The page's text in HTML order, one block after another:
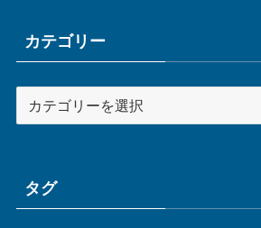
ブカテゴリー
テ
ータグ